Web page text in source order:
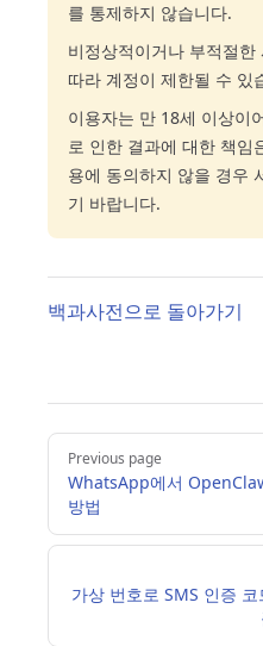
를 통제하지 않습니다.
비정상적이거나 부적절
따라 계정이 제한될 수 있
이용자는 만 18세 이상이
로 인한 결과에 대한 책임
용에 동의하지 않을 경우
기 바랍니다.
백과사전으로 돌아가기
Pager
Previous page
WhatsApp에서
방법
가상 번호로 SMS 인증